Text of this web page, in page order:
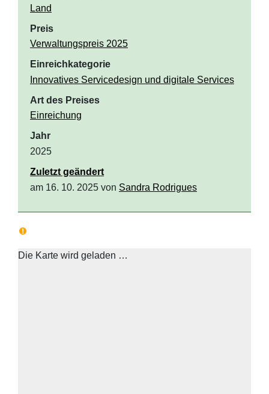
Land
Preis
Verwaltungspreis 2025
Einreichkategorie
Innovatives Servicedesign und digitale Services
Art des Preises
Einreichung
Jahr
2025
Zuletzt geändert
am 16. 10. 2025 von Sandra Rodrigues
Die Karte wird geladen …